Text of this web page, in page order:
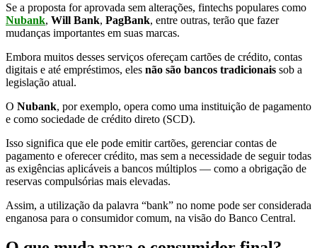
Se a proposta for aprovada sem alterações, fintechs populares como
Nubank, Will Bank, PagBank, entre outras, terão que fazer
mudanças importantes em suas marcas.
Embora muitos desses serviços ofereçam cartões de crédito, contas
digitais e até empréstimos, eles não são bancos tradicionais sob a
legislação atual.
O Nubank, por exemplo, opera como uma instituição de pagamento
e como sociedade de crédito direto (SCD).
Isso significa que ele pode emitir cartões, gerenciar contas de
pagamento e oferecer crédito, mas sem a necessidade de seguir todas
as exigências aplicáveis a bancos múltiplos — como a obrigação de
reservas compulsórias mais elevadas.
Assim, a utilização da palavra “bank” no nome pode ser considerada
enganosa para o consumidor comum, na visão do Banco Central.